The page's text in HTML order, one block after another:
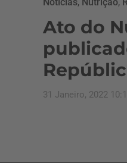
Ato do
31 Janeiro, 2022